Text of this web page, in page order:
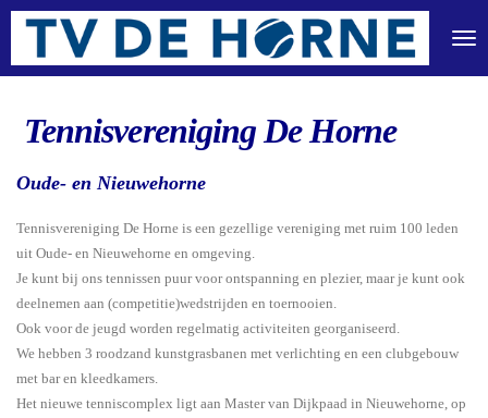
Ga
naar
hoofdinhoud
Tennisvereniging De Horne
Oude- en Nieuwehorne
Tennisvereniging De Horne is een gezellige vereniging met ruim 100 leden
uit Oude- en Nieuwehorne en omgeving.
Je kunt bij ons tennissen puur voor ontspanning en plezier, maar je kunt ook
deelnemen aan (competitie)wedstrijden en toernooien.
Ook voor de jeugd worden regelmatig activiteiten georganiseerd.
We hebben 3 roodzand kunstgrasbanen met verlichting en een clubgebouw
met bar en kleedkamers.
Het nieuwe tenniscomplex ligt aan Master van Dijkpaad in Nieuwehorne, op